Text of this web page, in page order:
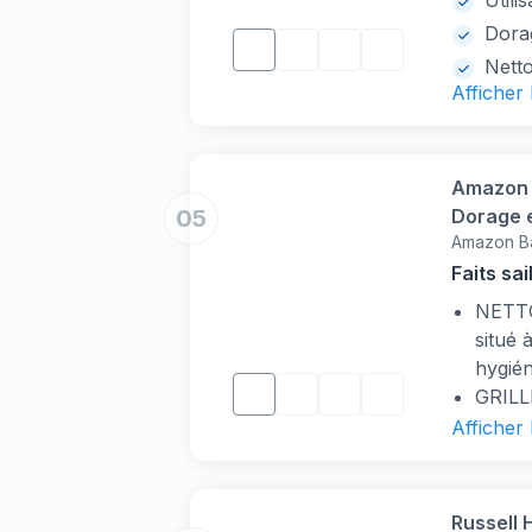
Afficher
05
Dorage
Larges,
Amazon
Faits
situé
Afficher
Russell